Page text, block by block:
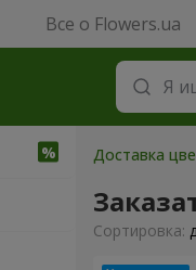
Все о Flowers.ua
Доставка
Cортировка: